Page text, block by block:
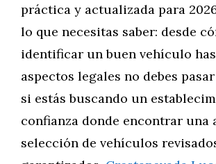
práctica y actualizada para
lo que necesitas saber: desde
identificar un buen vehículo
aspectos legales no debes
si estás buscando un
confianza donde encontrar una
selección de vehículos